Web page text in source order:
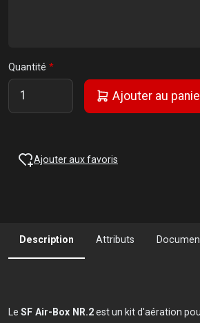
Quantité
Ajouter au
Ajouter aux favoris
Description Attributs
Le SF Air-Box NR.2est un kit d'aération